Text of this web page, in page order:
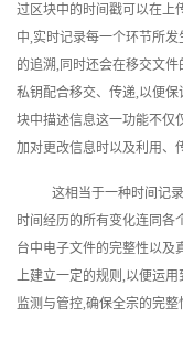
过区块中的时间戳可以在上
中,实时记录每一个环节所
的追溯,同时还会在移交文件
私钥配合移交、传递,以便
块中描述信息这一功能不仅
加对更改信息时以及利用、
这相当于一种时间记
时间经历的所有变化连同各
台中电子文件的完整性以及
上建立一定的规则,以便运
监测与管控,确保全宗的完整